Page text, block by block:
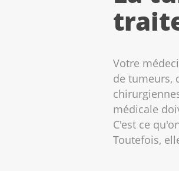
Votre
de tumeurs,
médicale
C'est ce
Toutefois,